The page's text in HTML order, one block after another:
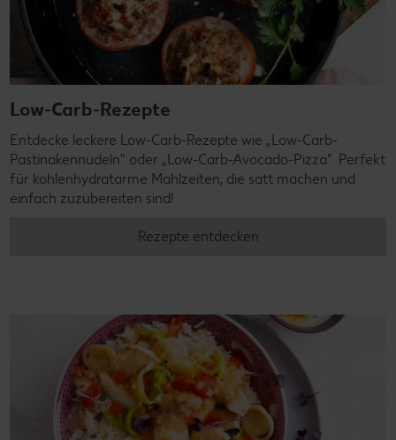
Low-Carb-Rezepte
Entdecke leckere Low-Carb-Rezepte wie „Low-Carb-
Pastinakennudeln" oder „Low-Carb-Avocado-Pizza". Perfekt
für kohlenhydratarme Mahlzeiten, die satt machen und
einfach zuzubereiten sind!
Rezepte entdecken